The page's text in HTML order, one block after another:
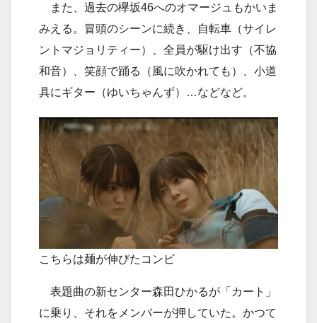
また、過去の欅坂46へのオマージュもかいま
みえる。冒頭のシーンに続き、自転車（サイレ
ントマジョリティー）、全員が駆け出す（不協
和音）、笑顔で踊る（風に吹かれても）、小道
具にギター（ゆいちゃんず）…などなど。
こちらは麺が伸びたコンビ
表題曲の新センター森田ひかるが「カート」
に乗り、それをメンバーが押していた。かつて